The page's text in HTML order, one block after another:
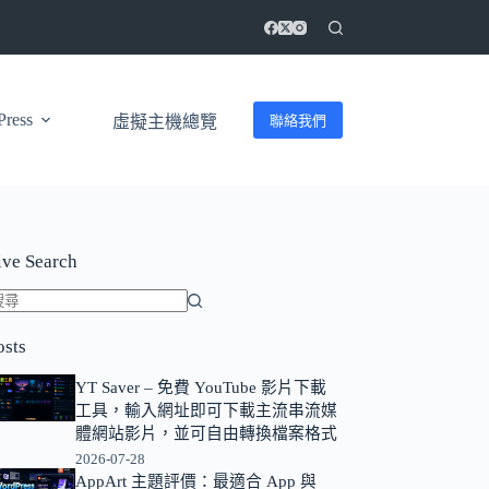
虛擬主機總覽 聯絡我們
Search
YT Saver – 免費 YouTube 影片下載
工具，輸入網址即可下載主流串流媒
體網站影片，並可自由轉換檔案格式
2026-07-28
AppArt 主題評價：最適合 App 與